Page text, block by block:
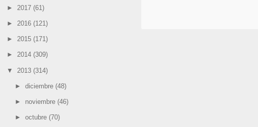
► 2017 (61)
► 2016 (121)
► 2015 (171)
► 2014 (309)
▼ 2013 (314)
► diciembre (48)
► noviembre (46)
► octubre (70)